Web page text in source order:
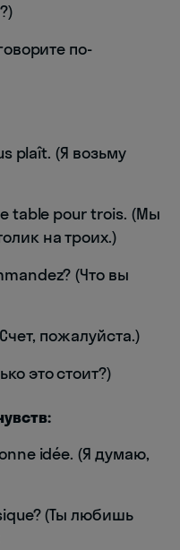
по-
plaît. (Я возьму
table pour trois. (Мы
на троих.)
(Что вы
пожалуйста.)
это стоит?)
idée. (Я думаю,
(Ты любишь